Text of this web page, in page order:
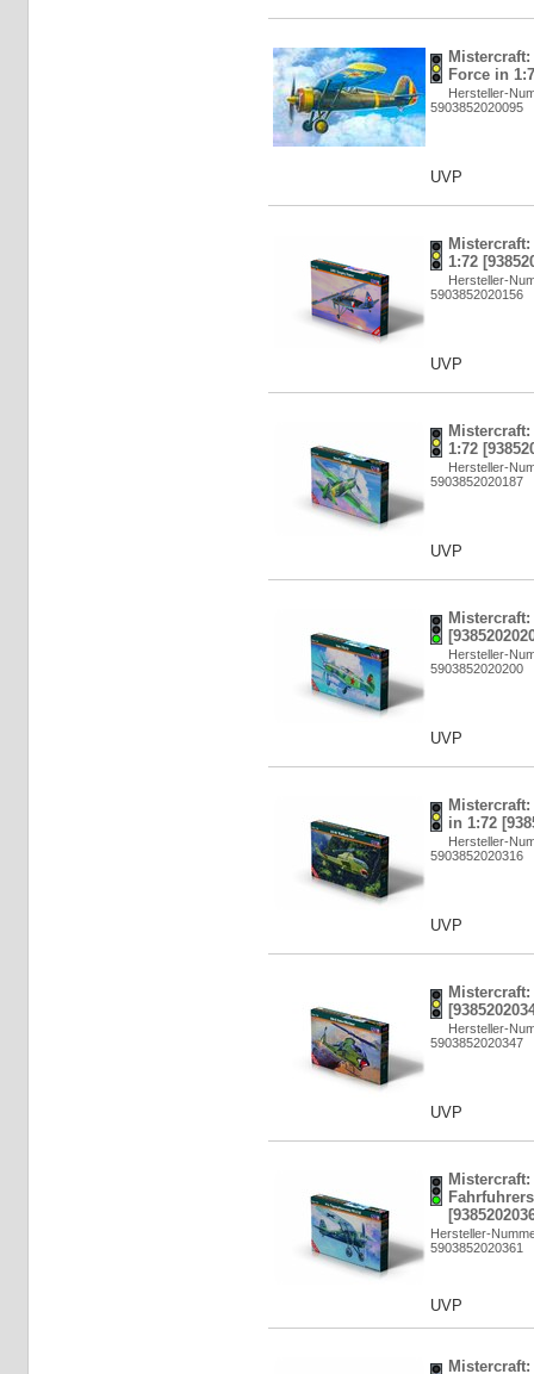
Force in
Hersteller-
5903852020095
UVP
1:72
Hersteller-
5903852020156
UVP
1:72
Hersteller-
5903852020187
UVP
Hersteller-
5903852020200
UVP
in 1:72
Hersteller-
5903852020316
UVP
Hersteller-
5903852020347
UVP
Hersteller-
5903852020361
UVP